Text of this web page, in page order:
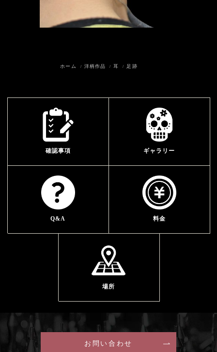
ホーム 洋柄作品 耳 足跡
確認事項 ギャラリー
Q&A 料金
場所
お問い合わせ